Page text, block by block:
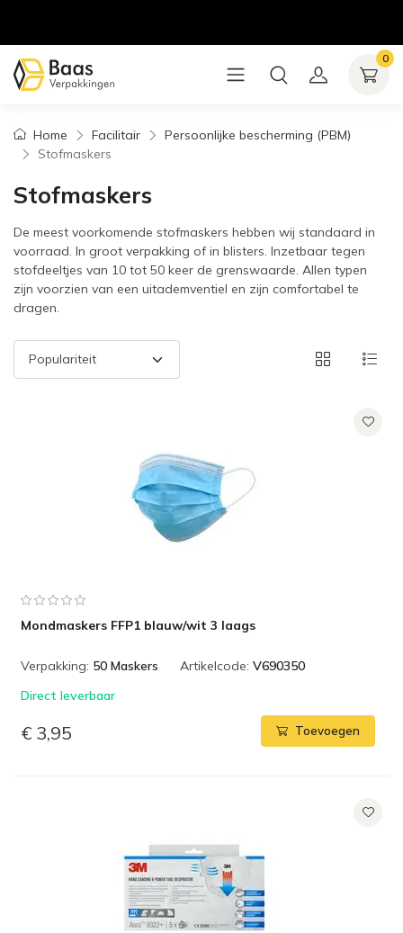
0
Home Facilitair
Persoonlijke bescherming (PBM)
Stofmaskers
Stofmaskers
De meest voorkomende stofmaskers hebben wij standaard in
voorraad. In groot verpakking of in blisters. Inzetbaar tegen
stofdeeltjes van 10 tot 50 keer de grenswaarde. Allen typen
zijn voorzien van een uitademventiel en zijn comfortabel te
dragen.
Mondmaskers FFP1 blauw/wit 3 laags
Verpakking: 50 Maskers Artikelcode: V690350
Direct leverbaar
€ 3,95 Toevoegen